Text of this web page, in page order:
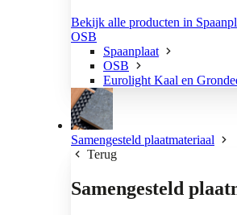
Bekijk alle producten in
OSB
Spaanplaat
OSB
Eurolight Kaal en
Samengesteld plaatmateriaal
Terug
Samengesteld